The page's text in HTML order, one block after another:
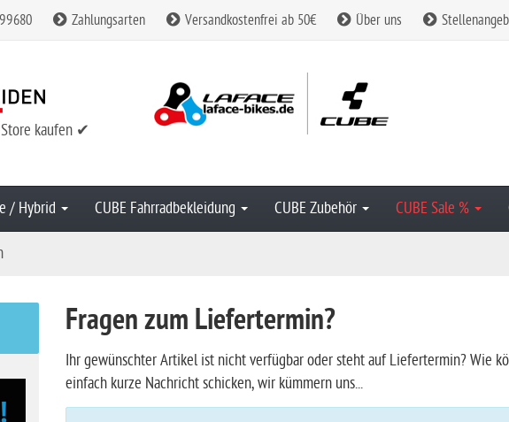
Zahlungsarten Versandkostenfrei ab 50€ Über uns
kaufen ✔
/ Hybrid CUBE Fahrradbekleidung CUBE Zubehör CUBE Sale %
Fragen zum Liefertermin?
Ihr gewünschter Artikel ist nicht verfügbar oder steht auf Liefertermin? Wie
einfach kurze Nachricht schicken, wir kümmern uns...